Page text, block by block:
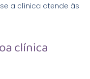
a clínica atende às
clínica